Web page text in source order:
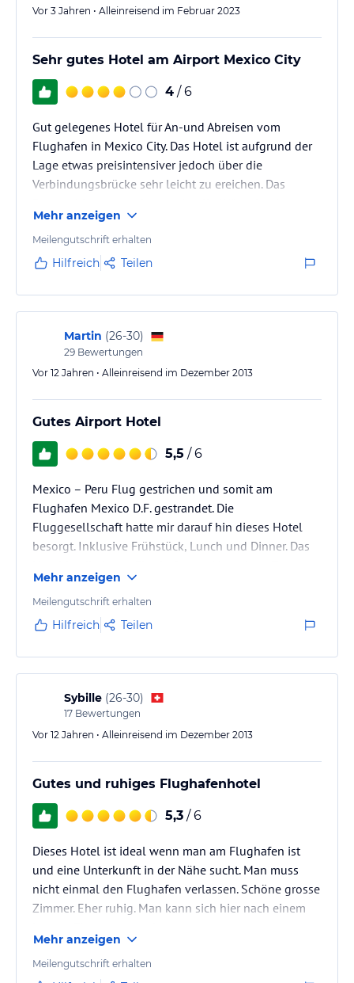
Eine Bar und ein Café ergänzen das gastronomische Angebot des
Sport und Unterhaltung
Das Camino Real Aeropuerto Hotel bietet seinen Gästen eine
Vielzahl von Freizeitmöglichkeiten. Entspannen Sie im Innenpool
oder im Whirlpool im Spa-Bereich. Trainieren Sie im Fitnesscenter
unter Anleitung eines persönlichen Trainers oder gönnen Sie sich
eine wohltuende Massage. Kinder können an einem bunten
Spiele- und Unterhaltungsprogramm teilnehmen, während die
Eltern sich entspannen.
Hinweis: Verfasst von HolidayCheck mit Hilfe von KI. Alle
Angaben ohne Gewähr. Bitte lies vor der Buchung die
Vor 3 Jahren • Alleinreisend im Februar 2023
Sehr gutes Hotel am Airport Mexico City
4 / 6
Gut gelegenes Hotel für An-und Abreisen vom
Flughafen in Mexico City. Das Hotel ist aufgrund der
Lage etwas preisintensiver jedoch über die
Verbindungsbrücke sehr leicht zu ereichen. Das
Kunden bestmöglich zu erfüllen.
Mehr anzeigen
Meilengutschrift erhalten
Hilfreich Teilen
Martin (26-30)
29 Bewertungen
Vor 12 Jahren • Alleinreisend im Dezember 2013
Gutes Airport Hotel
5,5 / 6
Mexico – Peru Flug gestrichen und somit am
Flughafen Mexico D.F. gestrandet. Die
Fluggesellschaft hatte mir darauf hin dieses Hotel
besorgt. Inklusive Frühstück, Lunch und Dinner. Das
vom Terminal. Daher gut zu Fuß zu erreichen. Das
Essen ist gut und das Zimmer war Sauber. Das Hotel
macht im Großen und Ganzen einen guten Eindruck.
Fliegenden Personal was dort auch eincheckt.
Fazit: Das Hotel ist für eine oder zwei…
Mehr anzeigen
Meilengutschrift erhalten
Hilfreich Teilen
Sybille (26-30)
17 Bewertungen
Vor 12 Jahren • Alleinreisend im Dezember 2013
Gutes und ruhiges Flughafenhotel
5,3 / 6
Dieses Hotel ist ideal wenn man am Flughafen ist
und eine Unterkunft in der Nähe sucht. Man muss
nicht einmal den Flughafen verlassen. Schöne grosse
Zimmer. Eher ruhig. Man kann sich hier nach einem
Mehr anzeigen
Meilengutschrift erhalten